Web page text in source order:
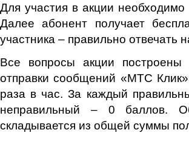
Для участия в акции
Далее абонент получает
участника – правильно отвечать
Все вопросы акции
отправки сообщений «МТС
раза в час. За каждый
неправильный – 0 баллов.
складывается из общей суммы